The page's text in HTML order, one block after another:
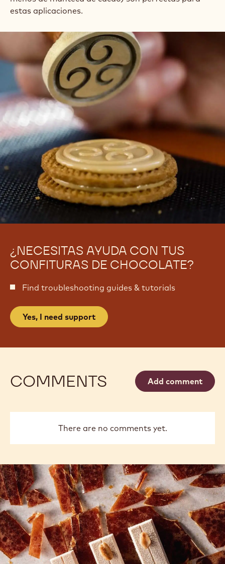
estas aplicaciones.
¿NECESITAS AYUDA CON TUS
CONFITURAS DE CHOCOLATE?
Find troubleshooting guides & tutorials
Yes, I need support
COMMENTS Add comment
There are no comments yet.